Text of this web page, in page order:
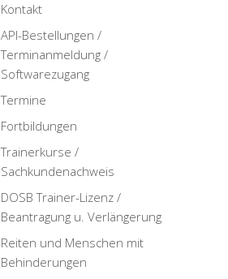
Kontakt
API-Bestellungen /
Terminanmeldung /
Softwarezugang
Termine
Fortbildungen
Trainerkurse /
Sachkundenachweis
DOSB Trainer-Lizenz /
Beantragung u. Verlängerung
Reiten und Menschen mit
Behinderungen